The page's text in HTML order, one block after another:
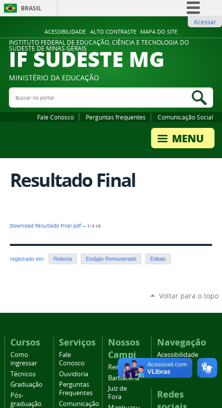
ACESSIBILIDADE ALTO CONTRASTE MAPA DO SITE
BRASIL
Comunica BR
Participe
Legislação
Acessar
INSTITUTO FEDERAL DE EDUCAÇÃO, CIÊNCIA E TECNOLOGIA DO
SUDESTE DE MINAS GERAIS
IF SUDESTE MG
MINISTÉRIO DA EDUCAÇÃO
Buscar no portal
Fale Conosco Perguntas frequentes Comunicação Social
Resultado Final
Download Resultado Final.pdf— 316 KB
registrado em: Reitoria Estágio Remunerado Editais
Voltar para o topo
Cursos
Como
ingressar
Técnicos
Graduação
Pós-
graduação
Serviços
Fale
Conosco
Ouvidoria
Perguntas
Frequentes
Comunicação
Nossos
Campi
Reitoria
Barbacena
Juiz de
Fora
Navegação
Acessibilidade
Mapa do
site
Redes